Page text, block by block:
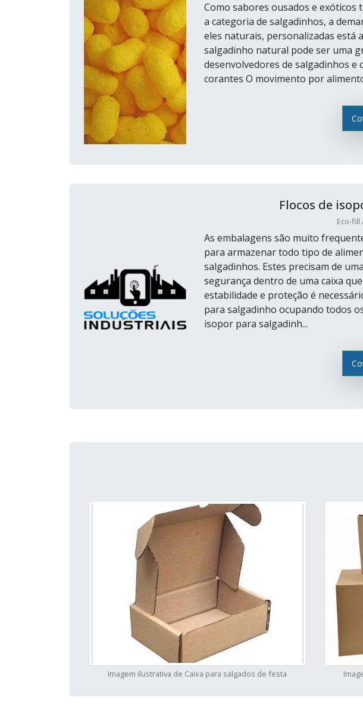
Como sabores ousados e
a categoria de salgadinhos, a
eles naturais, personalizadas está
salgadinho natural pode ser uma
desenvolvedores de salgadinhos
corantes O movimento por
Flocos de
Eco-fill
As embalagens são muito
para armazenar todo tipo de
salgadinhos. Estes precisam de
segurança dentro de uma caixa
estabilidade e proteção é
para salgadinho ocupando todos
isopor para salgadinh...
Imagem ilustrativa de Caixa para salgados de festa